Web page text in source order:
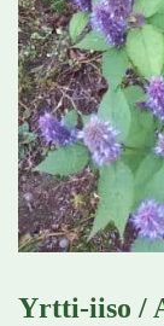
Yrtti-iiso /